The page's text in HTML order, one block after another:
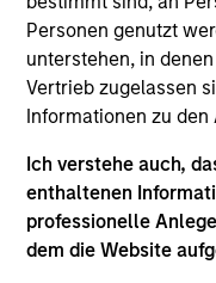
Personen genutzt
unterstehen, in
Vertrieb zugelassen
Informationen zu den
Ich verstehe auch,
enthaltenen
professionelle
dem die Website
Management in
investment
joining Calvert
a portfolio manager
Previously, she was
Microvest, an asset
in impact investing,
department at Fair
from the University of
M.A. in international